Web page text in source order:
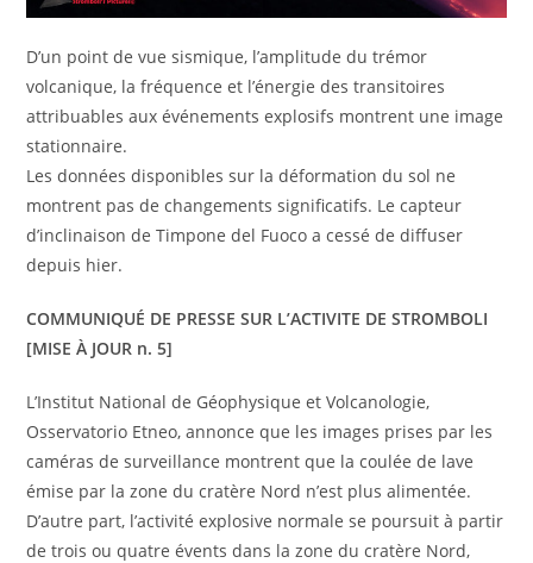
D’un point de vue sismique, l’amplitude du trémor
volcanique, la fréquence et l’énergie des transitoires
attribuables aux événements explosifs montrent une image
stationnaire.
Les données disponibles sur la déformation du sol ne
montrent pas de changements significatifs. Le capteur
d’inclinaison de Timpone del Fuoco a cessé de diffuser
depuis hier.
COMMUNIQUÉ DE PRESSE SUR L’ACTIVITE DE STROMBOLI
[MISE À JOUR n. 5]
L’Institut National de Géophysique et Volcanologie,
Osservatorio Etneo, annonce que les images prises par les
caméras de surveillance montrent que la coulée de lave
émise par la zone du cratère Nord n’est plus alimentée.
D’autre part, l’activité explosive normale se poursuit à partir
de trois ou quatre évents dans la zone du cratère Nord,